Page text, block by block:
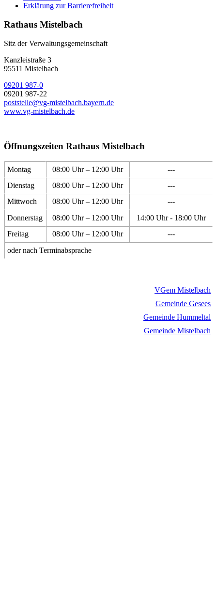
Erklärung zur Barrierefreiheit
Rathaus Mistelbach
Sitz der Verwaltungsgemeinschaft
Kanzleistraße 3
95511 Mistelbach
09201 987-0
09201 987-22
poststelle@vg-mistelbach.bayern.de
www.vg-mistelbach.de
Öffnungszeiten Rathaus Mistelbach
Montag 08:00 Uhr – 12:00 Uhr
---
Dienstag
08:00 Uhr – 12:00 Uhr
---
Mittwoch
08:00 Uhr – 12:00 Uhr
---
Donnerstag
08:00 Uhr – 12:00 Uhr
14:00 Uhr - 18:00 Uhr
Freitag
08:00 Uhr – 12:00 Uhr
---
oder nach Terminabsprache
VGem Mistelbach
Gemeinde Gesees
Gemeinde Hummeltal
Gemeinde Mistelbach